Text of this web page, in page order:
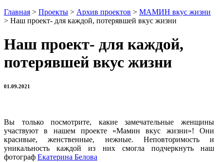
Главная > Проекты > Архив проектов > МАМИН вкус жизни
> Наш проект- для каждой, потерявшей вкус жизни
Наш проект- для каждой,
потерявшей вкус жизни
01.09.2021
Вы только посмотрите, какие замечательные женщины
участвуют в нашем проекте «Мамин вкус жизни»! Они
красивые, женственные, нежные. Неповторимость и
уникальность каждой из них смогла подчеркнуть наш
фотограф Екатерина Белова